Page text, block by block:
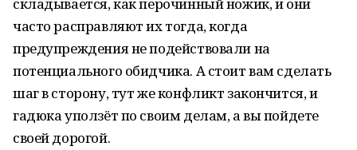
часто расправляют их тогда, когда
предупреждения не подействовали на
потенциального обидчика. А стоит вам сделать
шаг в сторону, тут же конфликт закончится, и
гадюка уползёт по своим делам, а вы пойдете
своей дорогой.